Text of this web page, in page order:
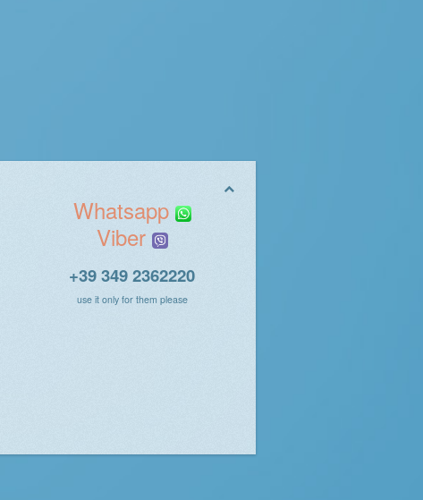
Whatsapp
Viber
+39 349 2362220
use it only for them please